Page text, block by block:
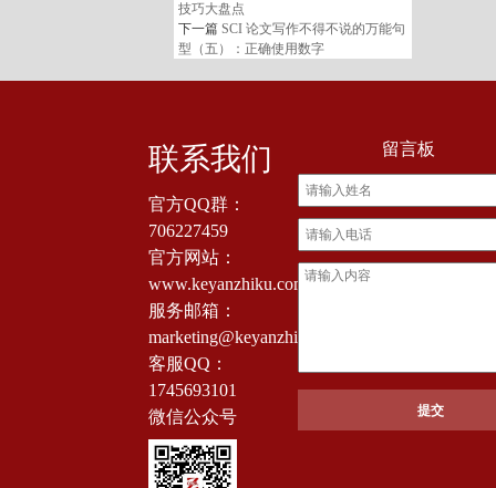
技巧大盘点
下一篇SCI 论文写作不得不说的万能句
型（五）：正确使用数字
联系我们
官方QQ群：
706227459
官方网站：
www.keyanzhiku.com
服务邮箱：
marketing@keyanzhiku.com
客服QQ：
1745693101
微信公众号
留言板